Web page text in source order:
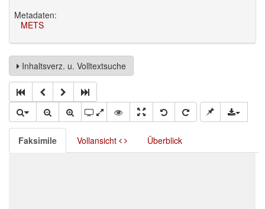
Metadaten:
METS
Inhaltsverz. u. Volltextsuche
Faksimile Vollansicht Überblick